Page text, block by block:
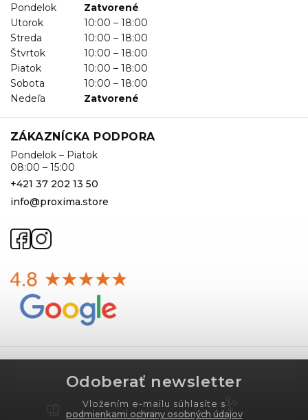
Pondelok
Zatvorené
Utorok
10:00 – 18:00
Streda
10:00 – 18:00
Štvrtok
10:00 – 18:00
Piatok
10:00 – 18:00
Sobota
10:00 – 18:00
Nedeľa
Zatvorené
ZÁKAZNÍCKA PODPORA
Pondelok – Piatok
08:00 – 15:00
+421 37 202 13 50
info@proxima.store
Odoberať newsletter
Vložením e-mailu súhlasíte s
podmienkami ochrany osobných údajov